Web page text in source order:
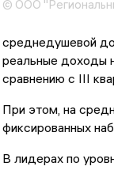
© ООО
среднедушевой
реальные доходы
сравнению с III
При этом, на
фиксированных
В лидерах по